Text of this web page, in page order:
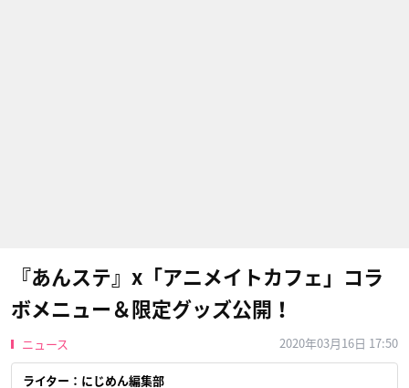
『あんステ』x「アニメイトカフェ」コラ
ボメニュー＆限定グッズ公開！
ニュース 2020年03月16日 17:50
ライター：にじめん編集部